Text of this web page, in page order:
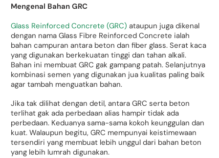
Mengenal Bahan GRC
Glass Reinforced Concrete (GRC)ataupun juga dikenal
dengan nama Glass Fibre Reinforced Concrete ialah
bahan campuran antara beton dan fiber glass. Serat kaca
yang digunakan berkekuatan tinggi dan tahan alkali.
Bahan ini membuat GRC gak gampang patah. Selanjutnya
kombinasi semen yang digunakan jua kualitas paling baik
agar tambah menguatkan bahan.
Jika tak dilihat dengan detil, antara GRC serta beton
terlihat gak ada perbedaan alias hampir tidak ada
perbedaan. Keduanya sama-sama kokoh keunggulan dan
kuat. Walaupun begitu, GRC mempunyai keistimewaan
tersendiri yang membuat lebih unggul dari bahan beton
yang lebih lumrah digunakan.